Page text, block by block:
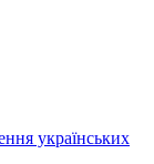
українських